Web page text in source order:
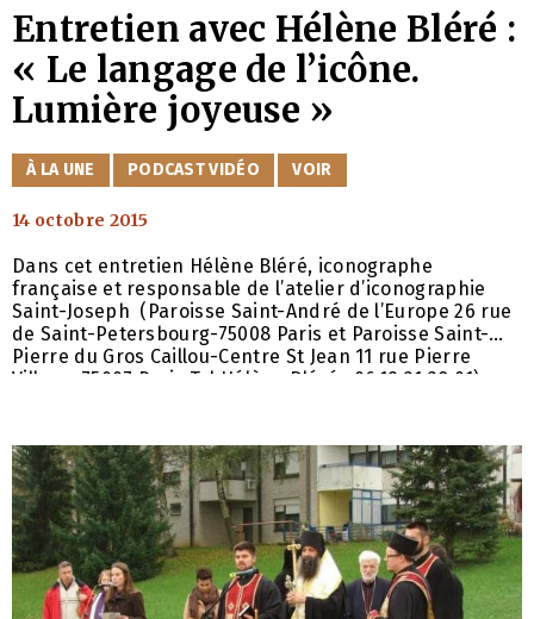
Entretien avec Hélène Bléré :
« Le langage de l’icône.
Lumière joyeuse »
CATÉGORIES
À LA UNE PODCAST VIDÉO VOIR
14 octobre 2015
Dans cet entretien Hélène Bléré, iconographe
française et responsable de l’atelier d’iconographie
Saint-Joseph (Paroisse Saint-André de l’Europe 26 rue
de Saint-Petersbourg-75008 Paris et Paroisse Saint-
Pierre du Gros Caillou-Centre St Jean 11 rue Pierre
Villey – 75007 Paris Tel Hélène Bléré : 06.19.21.38.01)